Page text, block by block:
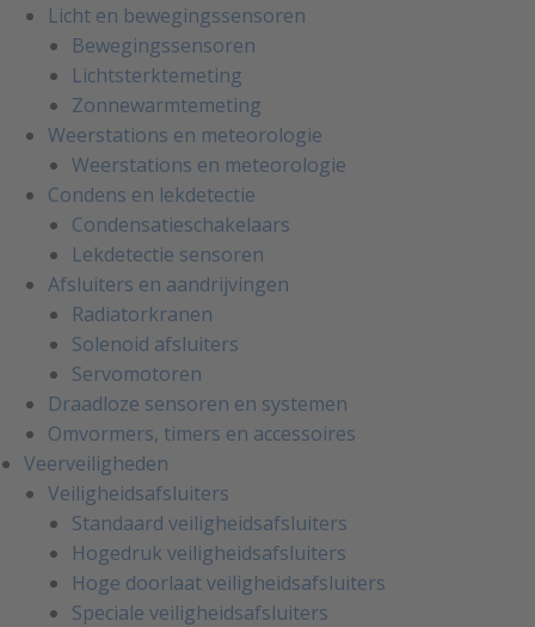
Licht en bewegingssensoren
Bewegingssensoren
Lichtsterktemeting
Zonnewarmtemeting
Weerstations en meteorologie
Weerstations en meteorologie
Condens en lekdetectie
Condensatieschakelaars
Lekdetectie sensoren
Afsluiters en aandrijvingen
Radiatorkranen
Solenoid afsluiters
Servomotoren
Draadloze sensoren en systemen
Omvormers, timers en accessoires
Veerveiligheden
Veiligheidsafsluiters
Standaard veiligheidsafsluiters
Hogedruk veiligheidsafsluiters
Hoge doorlaat veiligheidsafsluiters
Speciale veiligheidsafsluiters